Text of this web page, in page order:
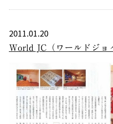
2011.01.20
World JC（ワールドジョ